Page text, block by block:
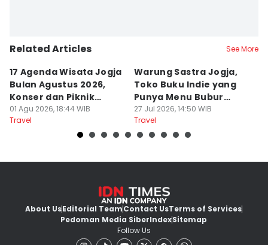
Related Articles See More
17 Agenda Wisata Jogja
Bulan Agustus 2026,
Konser dan Piknik
Literasi
01 Agu 2026, 18:44 WIB
Travel
Warung Sastra Jogja,
Toko Buku Indie yang
Punya Menu Bubur
Manado
27 Jul 2026, 14:50 WIB
Travel
About UsEditorial TeamContact UsTerms of Services
Pedoman Media SiberIndexSitemap
Follow Us